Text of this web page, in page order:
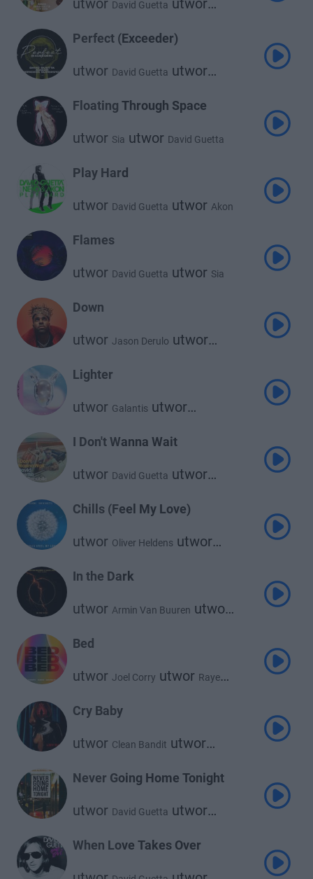
utwor David Guetta utwor
Perfect (Exceeder)
utwor David Guetta utwor
Floating Through Space
utwor Sia utwor David Guetta
Play Hard
utwor David Guetta utwor Akon
Flames
utwor David Guetta utwor Sia
Down
utwor Jason Derulo utwor
Lighter
utwor Galantis utwor
5 Seconds of Summer
I Don't Wanna Wait
utwor David Guetta utwor
Chills (Feel My Love)
utwor Oliver Heldens utwor
In the Dark
utwor Armin Van Buuren utwor
Bed
utwor Joel Corry utwor Raye
Cry Baby
utwor Clean Bandit utwor
Never Going Home Tonight
utwor David Guetta utwor
When Love Takes Over